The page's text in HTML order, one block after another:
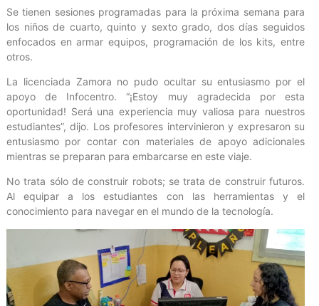
Se tienen sesiones programadas para la próxima semana para
los niños de cuarto, quinto y sexto grado, dos días seguidos
enfocados en armar equipos, programación de los kits, entre
otros.
La licenciada Zamora no pudo ocultar su entusiasmo por el
apoyo de Infocentro. “¡Estoy muy agradecida por esta
oportunidad! Será una experiencia muy valiosa para nuestros
estudiantes”, dijo. Los profesores intervinieron y expresaron su
entusiasmo por contar con materiales de apoyo adicionales
mientras se preparan para embarcarse en este viaje.
No trata sólo de construir robots; se trata de construir futuros.
Al equipar a los estudiantes con las herramientas y el
conocimiento para navegar en el mundo de la tecnología.